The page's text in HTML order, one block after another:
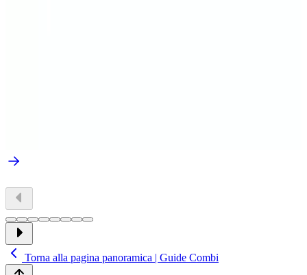
Torna alla pagina panoramica | Guide Combi